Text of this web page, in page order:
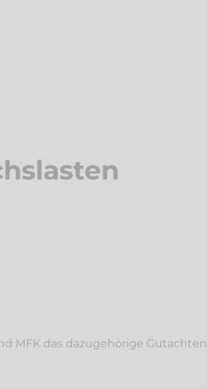
MFK das dazugehörige Gutachten